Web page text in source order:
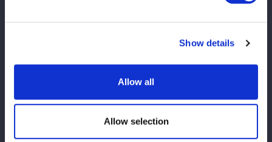
Show details
Allow all
Allow selection
EXVは試合後、ユニットの解散を発表し、舞華、HANAKO、ジー
ナ、月山和香、梨杏のメンバーは無所属となった。
山下は4月26日横浜アリーナ大会での、鈴季＆山下vs舞華＆
HANAKOのタッグマッチを提案。「この４人で最高にしびれる試
合をしようよ。どうだ？」という呼びかけに舞華＆HANAKOも応
じ、両チームの対戦が決定的となった。